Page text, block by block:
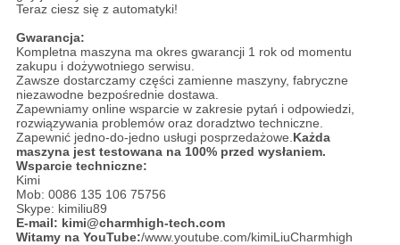
Teraz ciesz się z automatyki!
Gwarancja:
Kompletna maszyna ma okres gwarancji 1 rok od momentu
zakupu i dożywotniego serwisu.
Zawsze dostarczamy części zamienne maszyny, fabryczne
niezawodne bezpośrednie dostawa.
Zapewniamy online wsparcie w zakresie pytań i odpowiedzi,
rozwiązywania problemów oraz doradztwo techniczne.
Zapewnić jedno-do-jedno usługi posprzedażowe. Każda
maszyna jest testowana na 100% przed wysłaniem.
Wsparcie techniczne:
Kimi
Mob: 0086 135 106 75756
Skype: kimiliu89
E-mail: kimi@charmhigh-tech.com
Witamy na YouTube:/www.youtube.com/kimiLiuCharmhigh